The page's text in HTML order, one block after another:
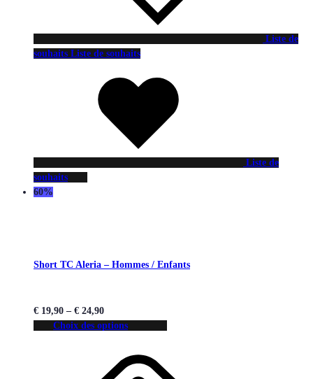
Liste de
souhaits Liste de souhaits
Liste de
souhaits
60%
Short TC Aleria – Hommes / Enfants
€ 19,90 – € 24,90
Choix des options